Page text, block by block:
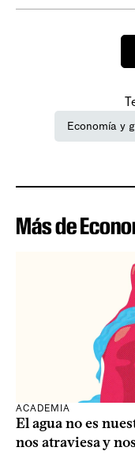
Economía y
Más de
ACADEMIA
El agua no es
nos atraviesa y